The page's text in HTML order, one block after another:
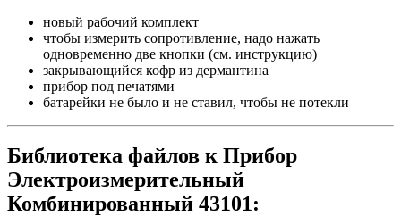
новый рабочий комплект
чтобы измерить сопротивление, надо нажать
одновременно две кнопки (см. инструкцию)
закрывающийся кофр из дермантина
прибор под печатями
батарейки не было и не ставил, чтобы не потекли
Библиотека файлов к Прибор
Электроизмерительный
Комбинированный 43101: